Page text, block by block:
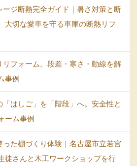
ージ断熱完全ガイド｜暑さ対策と断
大切な愛車を守る車庫の断熱リフ
リフォーム。段差・寒さ・動線を解
事例
「はしご」を「階段」へ。安全性と
ーム事例
った棚づくり体験｜名古屋市立若宮
徒さんと木工ワークショップを行